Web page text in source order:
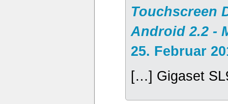
Touchscreen
Android 2.2 -
25. Februar
[…] Gigaset